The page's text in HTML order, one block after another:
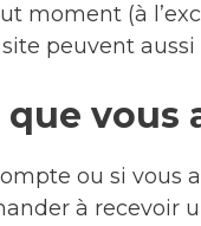
moment (à
peuvent
vous
ou si vous
à recevoir